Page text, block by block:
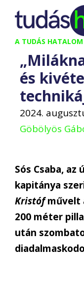
Kilépés
tartalomba
A TUDÁS HATALOM
és
2024.
Göbölyös
Sós Csaba, az
kapitánya
Kristófművelt
200 méter
után